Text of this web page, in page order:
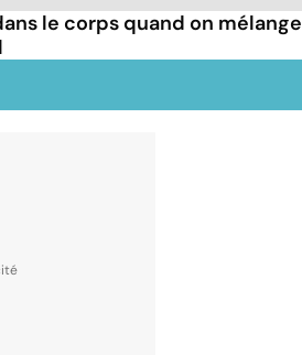
le corps quand on mélange